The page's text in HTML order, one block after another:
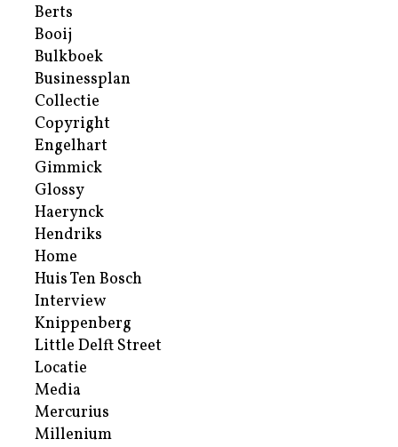
Berts
Booij
Bulkboek
Businessplan
Collectie
Copyright
Engelhart
Gimmick
Glossy
Haerynck
Hendriks
Home
Huis Ten Bosch
Interview
Knippenberg
Little Delft Street
Locatie
Media
Mercurius
Millenium